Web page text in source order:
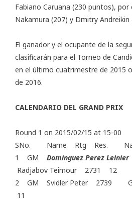
Fabiano Caruana (230 puntos), por
Nakamura (207) y Dmitry Andreikin
El ganador y el ocupante de la
clasificarán para el Torneo de
en el último cuatrimestre de 2015
de 2016.
CALENDARIO DEL GRAND PRIX
Round 1 on 2015/02/15 at 15-00
SNo. Name Rtg Res.
1 GM Dominguez Perez Leinier
Radjabov Teimour 2731 12
2 GM Svidler Peter 2739
11